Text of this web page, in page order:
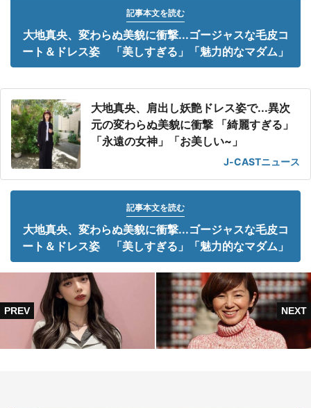
記事本文を読む
大地真央、変わらぬ美貌に衝撃...ゴージャスな毛皮コ
ート＆ドレス姿 「美しすぎる」「魅力的なマダム」
大地真央、肩出し妖艶ドレス姿で...異次
元の変わらぬ美貌に衝撃 「綺麗すぎる」
「永遠の女神」「お美しい~」
J-CASTニュース
記事本文を読む
大地真央、変わらぬ美貌に衝撃...ゴージャスな毛皮コ
ート＆ドレス姿 「美しすぎる」「魅力的なマダム」